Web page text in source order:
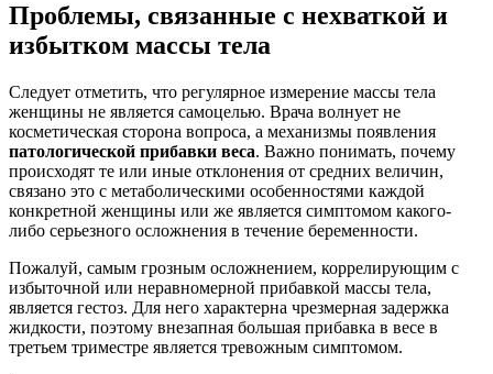
Проблемы, связанные с нехваткой и
избытком массы тела
Следует отметить, что регулярное измерение массы тела
женщины не является самоцелью. Врача волнует не
косметическая сторона вопроса, а механизмы появления
патологической прибавки веса. Важно понимать, почему
происходят те или иные отклонения от средних величин,
связано это с метаболическими особенностями каждой
конкретной женщины или же является симптомом какого-
либо серьезного осложнения в течение беременности.
Пожалуй, самым грозным осложнением, коррелирующим с
избыточной или неравномерной прибавкой массы тела,
является гестоз. Для него характерна чрезмерная задержка
жидкости, поэтому внезапная большая прибавка в весе в
третьем триместре является тревожным симптомом.